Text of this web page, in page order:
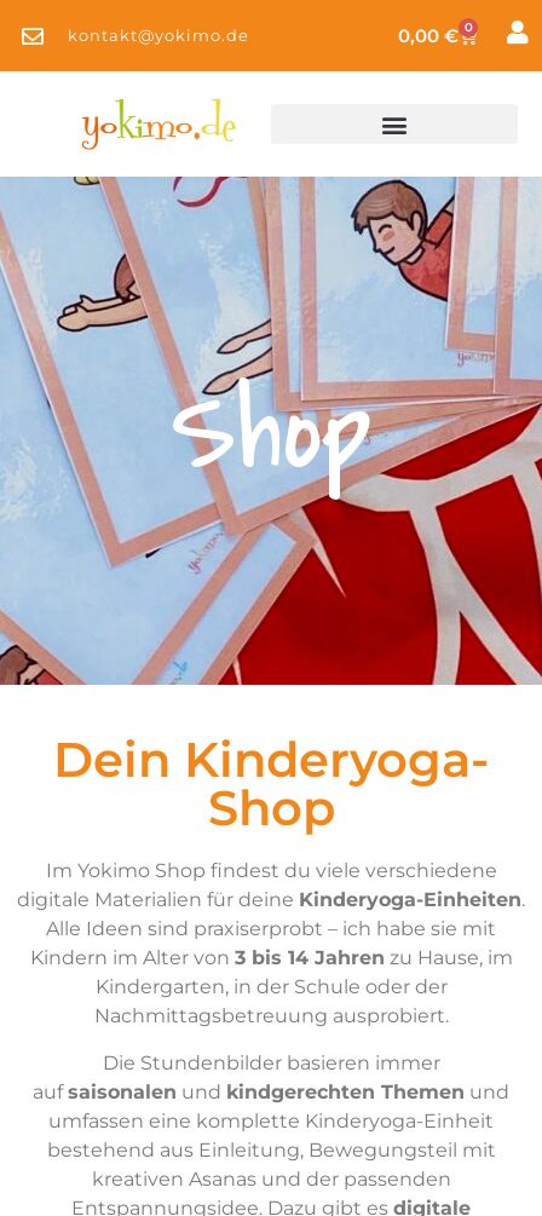
kontakt@yokimo.de 0,00 € 0
Shop
Dein Kinderyoga-
Shop
Im Yokimo Shop findest du viele verschiedene
digitale Materialien für deine Kinderyoga-Einheiten.
Alle Ideen sind praxiserprobt – ich habe sie mit
Kindern im Alter von 3 bis 14 Jahren zu Hause, im
Kindergarten, in der Schule oder der
Nachmittagsbetreuung ausprobiert.
Die Stundenbilder basieren immer
aufsaisonalen und kindgerechten Themen und
umfassen eine komplette Kinderyoga-Einheit
bestehend aus Einleitung, Bewegungsteil mit
kreativen Asanas und der passenden
Entspannungsidee. Dazu gibt es digitale